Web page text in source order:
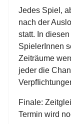
Jedes Spiel,
nach der
statt. In
SpielerInnen
Zeiträume
jeder die
Finale:
Termin wird